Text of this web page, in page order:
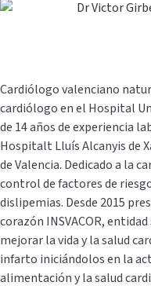
Cardiólogo valenciano
cardiólogo en el Hospital
de 14 años de experiencia
Hospitalt Lluís Alcanyis de
de Valencia. Dedicado a la
control de factores de
dislipemias. Desde 2015
corazón INSVACOR,
mejorar la vida y la salud
infarto iniciándolos en la
alimentación y la salud